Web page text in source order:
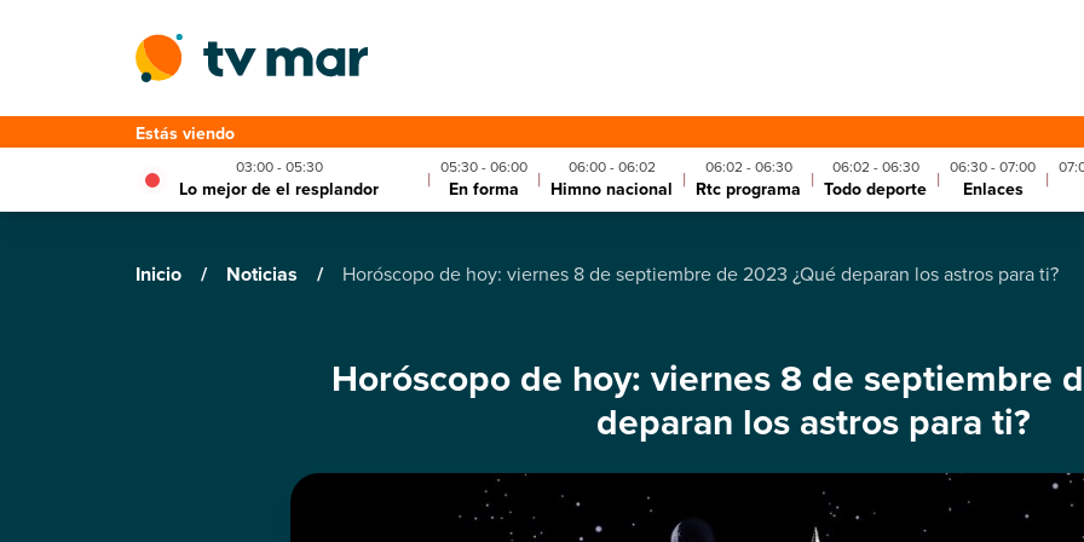
Estás viendo
03:00 - 05:30
Lo mejor de el resplandor | 05:30 - 06:00
En forma | 06:00 - 06:02
Himno nacional | 06:02 - 06:30
Rtc programa | 06:02 - 06:30
Todo deporte | 06:30 - 07:00
Enlaces |
Inicio / Noticias / Horóscopo de hoy: viernes 8 de septiembre de 2023 ¿Qué deparan los astros para ti?
Horóscopo de hoy: viernes 8 de septiembre
deparan los astros para ti?